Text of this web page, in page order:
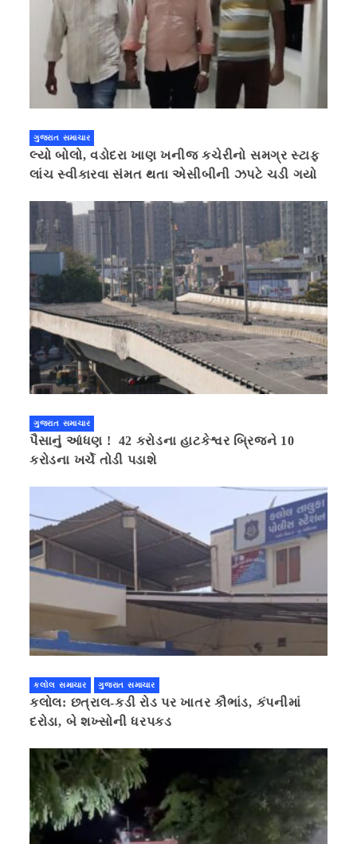
ગુજરાત સમાચાર
લ્યો બોલો, વડોદરા ખાણ ખનીજ કચેરીનો સમગ્ર સ્ટાફ
લાંચ સ્વીકારવા સંમત થતા એસીબીની ઝપટે ચડી ગયો
ગુજરાત સમાચાર
પૈસાનું આંધણ ! 42 કરોડના હાટકેશ્વર બ્રિજને 10
કરોડના ખર્ચે તોડી પડાશે
કલોલ સમાચાર ગુજરાત સમાચાર
કલોલ: છત્રાલ-કડી રોડ પર ખાતર કૌભાંડ, કંપનીમાં
દરોડા, બે શખ્સોની ધરપકડ